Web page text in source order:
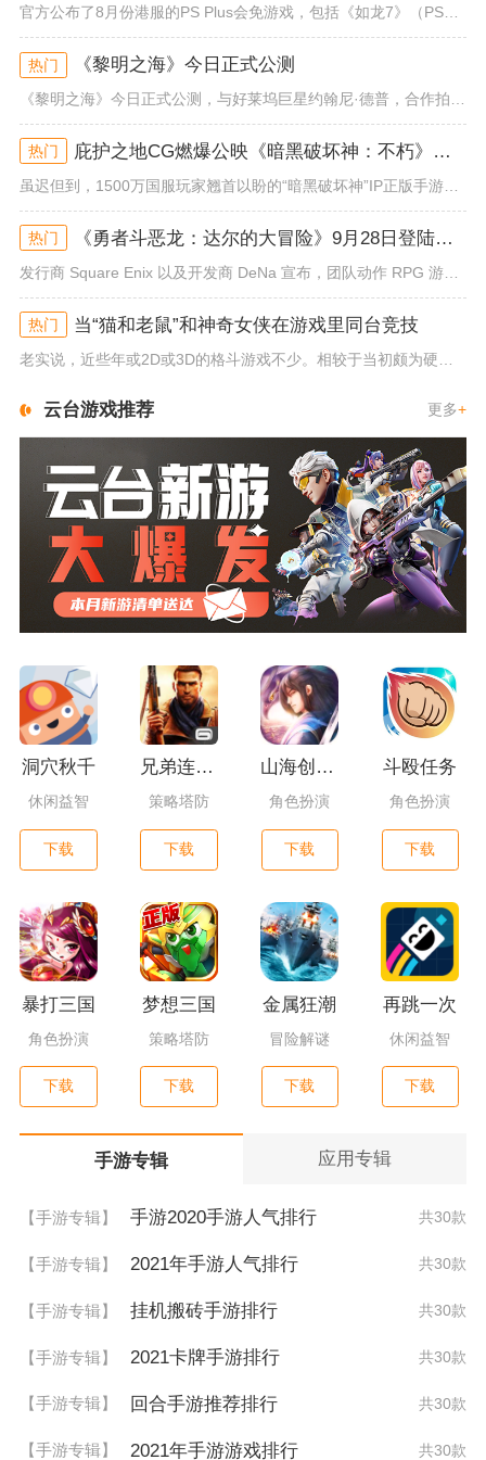
官方公布了8月份港服的PS Plus会免游戏，包括《如龙7》（PS4/PS5）、《小小梦魇》（PS4）、《托尼霍克职业滑...
热门 《黎明之海》今日正式公测
热门 庇护之地CG燃爆公映《暗黑破坏神：不朽》今日全平台上线
虽迟但到，1500万国服玩家翘首以盼的“暗黑破坏神”IP正版手游《暗黑破坏神：不朽》已于今日全平台上线！动作RPG王者再...
热门 《勇者斗恶龙：达尔的大冒险》9月28日登陆苹果谷歌应用商店
发行商 Square Enix 以及开发商 DeNa 宣布，团队动作 RPG 游戏《勇者斗恶龙：达尔的大冒险 魂之绊》将...
热门 当“猫和老鼠”和神奇女侠在游戏里同台竞技
云台游戏推荐 更多+
洞穴秋千
休闲益智
下载
兄弟连3：战争之子
策略塔防
下载
山海创世录一剑天逆
角色扮演
下载
斗殴任务
角色扮演
下载
暴打三国
角色扮演
下载
梦想三国
策略塔防
下载
金属狂潮
冒险解谜
下载
再跳一次
休闲益智
下载
手游专辑 应用专辑
【手游专辑】 手游2020手游人气排行 共30款
【手游专辑】 2021年手游人气排行 共30款
【手游专辑】 挂机搬砖手游排行 共30款
【手游专辑】 2021卡牌手游排行 共30款
【手游专辑】 回合手游推荐排行 共30款
【手游专辑】 2021年手游游戏排行 共30款